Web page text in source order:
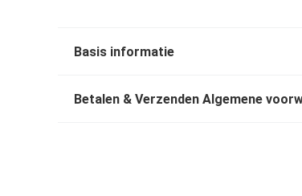
Basis informatie
Betalen & Verzenden Algemene